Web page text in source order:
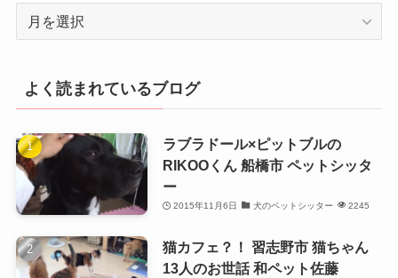
よく読まれているブログ
ラブラドール×ピットブルの
RIKOOくん 船橋市 ペットシッタ
ー
2015年11月6日 犬のペットシッター 2245
猫カフェ？！ 習志野市 猫ちゃん
13人のお世話 和ペット佐藤